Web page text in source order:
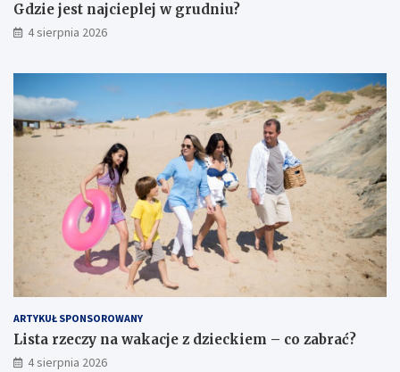
Gdzie jest najcieplej w grudniu?
4 sierpnia 2026
ARTYKUŁ SPONSOROWANY
Lista rzeczy na wakacje z dzieckiem – co zabrać?
4 sierpnia 2026